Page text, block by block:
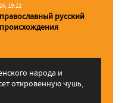
19:12
русский
народа и
откровенную чушь,